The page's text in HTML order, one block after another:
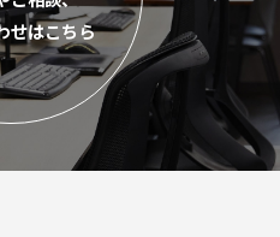
せはこちら